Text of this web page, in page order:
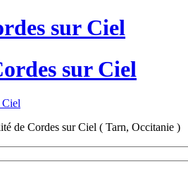
sur Ciel
Ciel
de Cordes sur Ciel ( Tarn, Occitanie )